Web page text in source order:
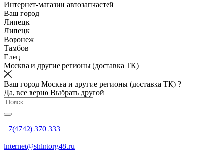
Интернет-магазин автозапчастей
Ваш город
Липецк
Липецк
Воронеж
Тамбов
Елец
Москва и другие регионы (доставка ТК)
Ваш город Москва и другие регионы (доставка ТК) ?
Да, все верно Выбрать другой
+7(4742) 370-333
internet@shintorg48.ru